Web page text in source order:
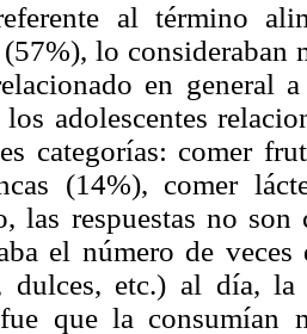
al término
lo consideraban
en general
adolescentes
categorías: comer
(14%), comer
las respuestas no
el número de
dulces, etc.) al día,
que la consumían